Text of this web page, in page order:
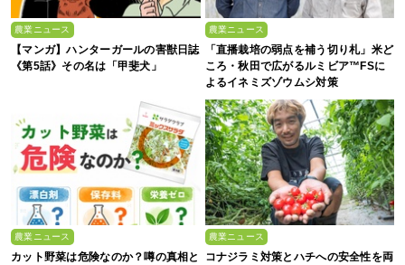
農業ニュース
【マンガ】ハンターガールの害獣日誌
《第5話》その名は「甲斐犬」
農業ニュース
「直播栽培の弱点を補う切り札」米ど
ころ・秋田で広がるルミビア™FSに
よるイネミズゾウムシ対策
農業ニュース
カット野菜は危険なのか？噂の真相と
農業ニュース
コナジラミ対策とハチへの安全性を両